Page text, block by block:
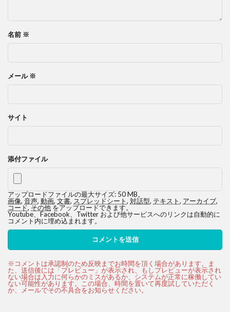
名前 ※
メール ※
サイト
添付ファイル
アップロードファイルの最大サイズ: 50 MB。
画像, 音声, 動画, 文書, スプレッドシート, 対話型, テキスト, アーカイブ,
コード,その他をアップロードできます。
Youtube、Facebook、Twitter および他サービスへのリンクは自動的に
コメント内に埋め込まれます。